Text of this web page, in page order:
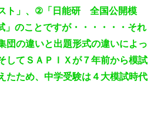
ト」、 ② 「日能研 全国公開模
」のことですが・・・・・・それ
団の違いと出題形式の違いによっ
してＳＡＰＩＸが７年前から模試
たため、中学受験は４大模試時代